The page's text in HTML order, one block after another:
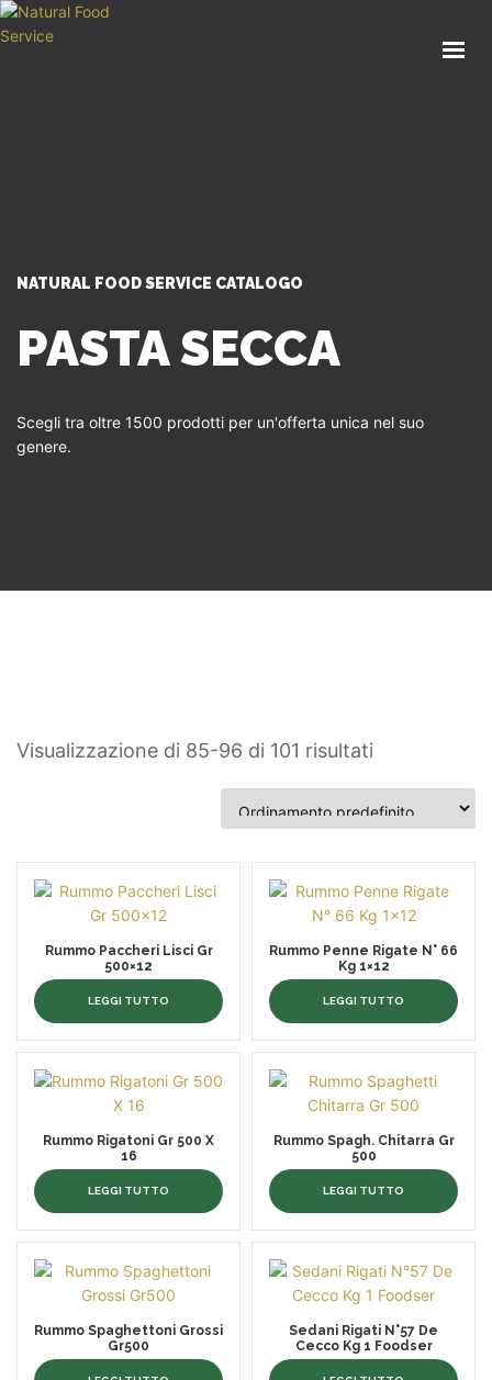
NATURAL FOOD SERVICE CATALOGO
PASTA SECCA
Scegli tra oltre 1500 prodotti per un'offerta unica nel suo
genere.
Visualizzazione di 85-96 di 101 risultati
Rummo Paccheri Lisci Gr
500×12
LEGGI TUTTO
Rummo Penne Rigate N° 66
Kg 1×12
LEGGI TUTTO
Rummo Rigatoni Gr 500 X
16
LEGGI TUTTO
Rummo Spagh. Chitarra Gr
500
LEGGI TUTTO
Rummo Spaghettoni Grossi
Gr500
Sedani Rigati N°57 De
Cecco Kg 1 Foodser